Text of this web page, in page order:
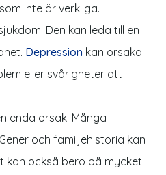
inte är verkliga.
Den kan leda till en
Depression kan orsaka
eller svårigheter att
enda orsak. Många
och familjehistoria kan
kan också bero på mycket